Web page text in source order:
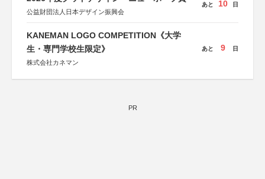
公益財団法人日本デザイン振興会
あと 10 日
KANEMAN LOGO COMPETITION《大学
生・専門学校生限定》
株式会社カネマン
あと 9 日
PR